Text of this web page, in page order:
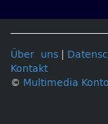
Über uns
Kontakt
© Multimedia